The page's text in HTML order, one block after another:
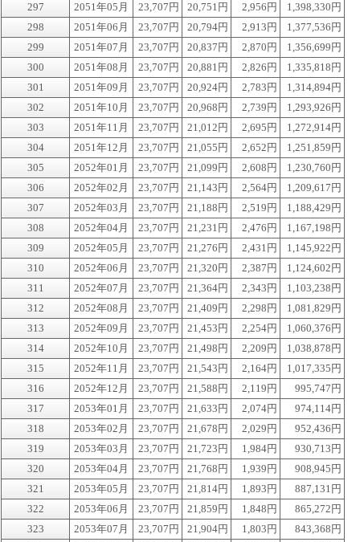
297
2051年05月 23,707円 20,751円 2,956円
1,398,330円
298
2051年06月 23,707円 20,794円 2,913円
1,377,536円
299
2051年07月 23,707円 20,837円 2,870円
1,356,699円
300
2051年08月 23,707円 20,881円 2,826円
1,335,818円
301
2051年09月 23,707円 20,924円 2,783円
1,314,894円
302
2051年10月 23,707円 20,968円 2,739円
1,293,926円
303
2051年11月 23,707円 21,012円 2,695円
1,272,914円
304
2051年12月 23,707円 21,055円 2,652円
1,251,859円
305
2052年01月 23,707円 21,099円 2,608円
1,230,760円
306
2052年02月 23,707円 21,143円 2,564円
1,209,617円
307
2052年03月 23,707円 21,188円 2,519円
1,188,429円
308
2052年04月 23,707円 21,231円 2,476円
1,167,198円
309
2052年05月 23,707円 21,276円 2,431円
1,145,922円
310
2052年06月 23,707円 21,320円 2,387円
1,124,602円
311
2052年07月 23,707円 21,364円 2,343円
1,103,238円
312
2052年08月 23,707円 21,409円 2,298円
1,081,829円
313
2052年09月 23,707円 21,453円 2,254円
1,060,376円
314
2052年10月 23,707円 21,498円 2,209円
1,038,878円
315
2052年11月 23,707円 21,543円 2,164円
1,017,335円
316
2052年12月 23,707円 21,588円 2,119円
995,747円
317
2053年01月 23,707円 21,633円 2,074円
974,114円
318
2053年02月 23,707円 21,678円 2,029円
952,436円
319
2053年03月 23,707円 21,723円 1,984円
930,713円
320
2053年04月 23,707円 21,768円 1,939円
908,945円
321
2053年05月 23,707円 21,814円 1,893円
887,131円
322
2053年06月 23,707円 21,859円 1,848円
865,272円
323
2053年07月 23,707円 21,904円 1,803円
843,368円